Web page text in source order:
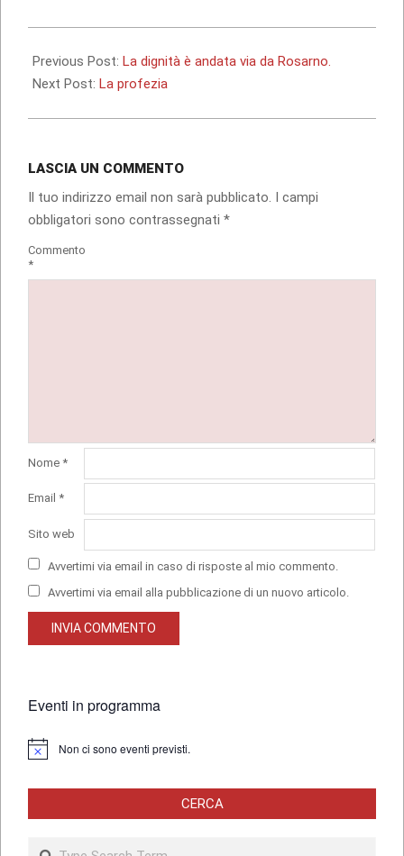
01-
17
Previous Post: La dignità è andata via da Rosarno.
Next Post: La profezia
LASCIA UN COMMENTO
Il tuo indirizzo email non sarà pubblicato. I campi
obbligatori sono contrassegnati *
Commento
*
Nome *
Email *
Sito web
Avvertimi via email in caso di risposte al mio commento.
Avvertimi via email alla pubblicazione di un nuovo articolo.
Eventi in programma
Notice Non ci sono eventi previsti.
CERCA
Search